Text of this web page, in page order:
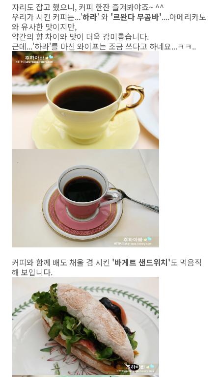
자리도 잡고 했으니, 커피 한잔 즐겨봐야죠~ ^^
우리가 시킨 커피는...'하라' 와 '르완다 무곰바'....아메리카노
와 유사한 맛이지만,
약간의 향 차이와 맛이 더욱 감미롭습니다.
근데...'하라'를 마신 와이프는 조금 쓰다고 하네요...ㅋㅋ..
커피와 함께 배도 채울 겸 시킨 '바게트 샌드위치'도 먹음직
해 보입니다.